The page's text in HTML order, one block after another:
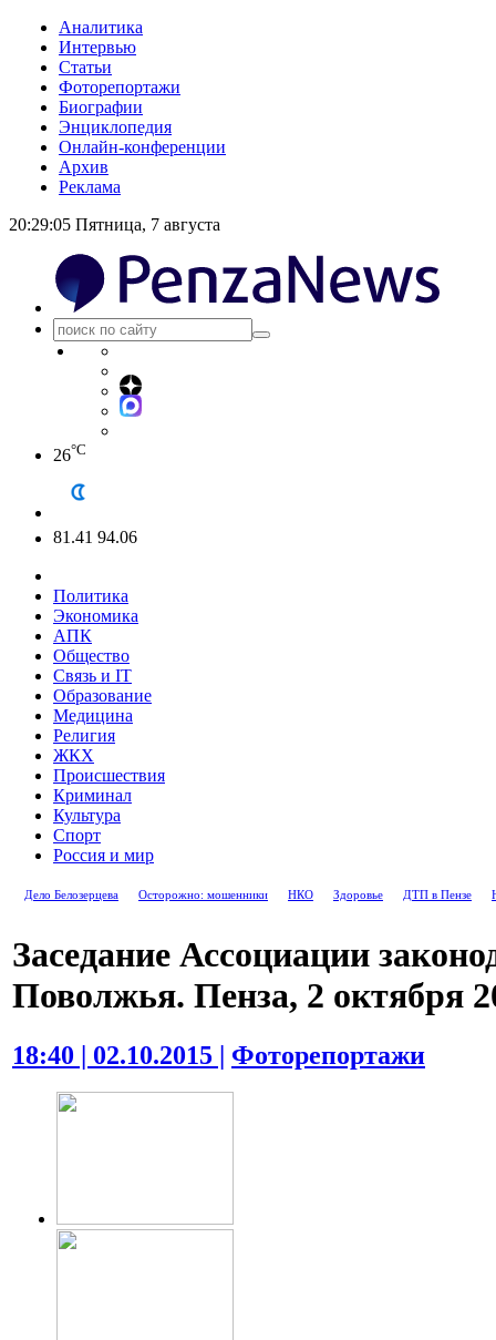
Аналитика
Интервью
Статьи
Фоторепортажи
Биографии
Энциклопедия
Онлайн-конференции
Архив
Реклама
20:29:06 Пятница, 7 августа
26°C
81.41 94.06
Политика
Экономика
АПК
Общество
Связь и IT
Образование
Медицина
Религия
ЖКХ
Происшествия
Криминал
Культура
Спорт
Россия и мир
Дело Белозерцева Осторожно: мошенники НКО Здоровье ДТП в Пензе
Заседание Ассоциации
Поволжья. Пенза, 2 октября
18:40 | 02.10.2015 | Фоторепортажи